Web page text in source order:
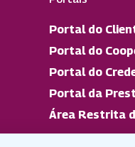
Portal do
Portal do
Portal do
Portal da
Área Restrita